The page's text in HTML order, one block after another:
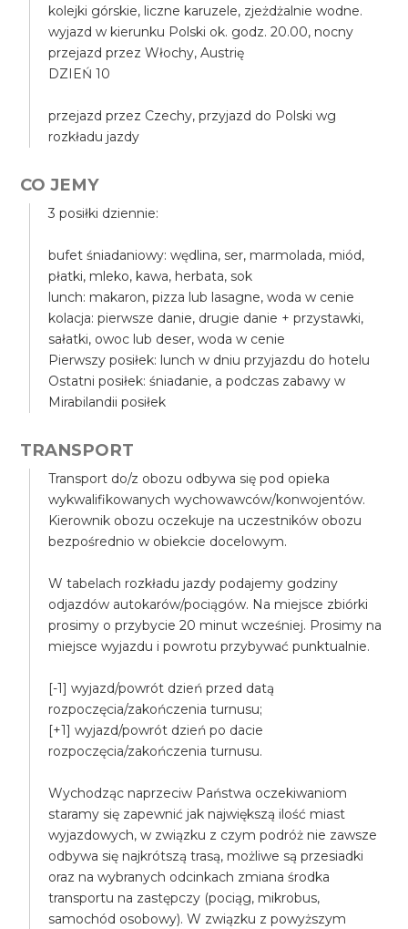
kolejki górskie, liczne karuzele, zjeżdżalnie wodne.
wyjazd w kierunku Polski ok. godz. 20.00, nocny
przejazd przez Włochy, Austrię
DZIEŃ 10
przejazd przez Czechy, przyjazd do Polski wg
rozkładu jazdy
CO JEMY
3 posiłki dziennie:
bufet śniadaniowy: wędlina, ser, marmolada, miód,
płatki, mleko, kawa, herbata, sok
lunch: makaron, pizza lub lasagne, woda w cenie
kolacja: pierwsze danie, drugie danie + przystawki,
sałatki, owoc lub deser, woda w cenie
Pierwszy posiłek: lunch w dniu przyjazdu do hotelu
Ostatni posiłek: śniadanie, a podczas zabawy w
Mirabilandii posiłek
TRANSPORT
Transport do/z obozu odbywa się pod opieka
wykwalifikowanych wychowawców/konwojentów.
Kierownik obozu oczekuje na uczestników obozu
bezpośrednio w obiekcie docelowym.
W tabelach rozkładu jazdy podajemy godziny
odjazdów autokarów/pociągów. Na miejsce zbiórki
prosimy o przybycie 20 minut wcześniej. Prosimy na
miejsce wyjazdu i powrotu przybywać punktualnie.
[-1] wyjazd/powrót dzień przed datą
rozpoczęcia/zakończenia turnusu;
[+1] wyjazd/powrót dzień po dacie
rozpoczęcia/zakończenia turnusu.
Wychodząc naprzeciw Państwa oczekiwaniom
staramy się zapewnić jak największą ilość miast
wyjazdowych, w związku z czym podróż nie zawsze
odbywa się najkrótszą trasą, możliwe są przesiadki
oraz na wybranych odcinkach zmiana środka
transportu na zastępczy (pociąg, mikrobus,
samochód osobowy). W związku z powyższym